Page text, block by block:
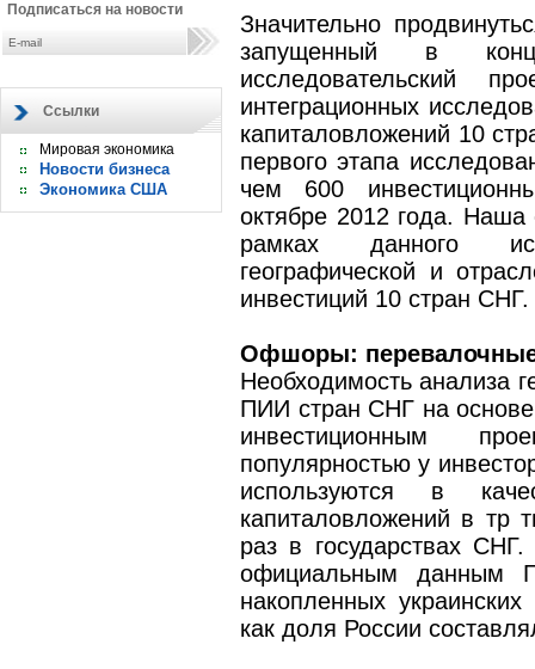
Подписаться на новости
Ссылки
Мировая экономика
Новости бизнеса
Экономика США
Значительно
запущенный в
интеграционных
капиталовложений 10
первого этапа
чем 600
октябре 2012 года. Наша
рамках данного
географической и
инвестиций 10 стран СНГ.
Офшоры:
Необходимость анализа
ПИИ стран СНГ на
инвестиционным
популярностью у
используются в
капиталовложений в тр
раз в государствах
официальным данным
накопленных
как доля России